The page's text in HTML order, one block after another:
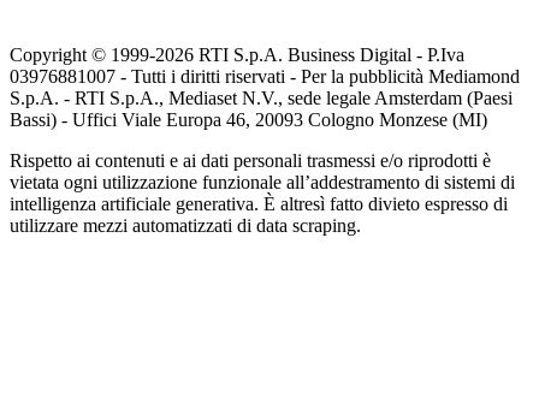
Copyright © 1999-2026 RTI S.p.A. Business Digital - P.Iva
03976881007 - Tutti i diritti riservati - Per la pubblicità Mediamond
S.p.A. - RTI S.p.A., Mediaset N.V., sede legale Amsterdam (Paesi
Bassi) - Uffici Viale Europa 46, 20093 Cologno Monzese (MI)
Rispetto ai contenuti e ai dati personali trasmessi e/o riprodotti è
vietata ogni utilizzazione funzionale all’addestramento di sistemi di
intelligenza artificiale generativa. È altresì fatto divieto espresso di
utilizzare mezzi automatizzati di data scraping.